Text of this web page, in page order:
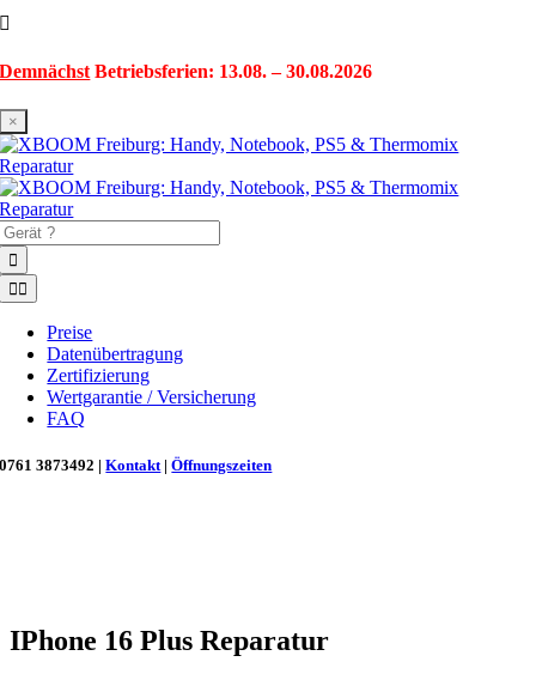
springen
Demnächst Betriebsferien: 13.08. – 30.08.2026
×
Toggle
Navigation
Preise
Datenübertragung
Zertifizierung
Wertgarantie / Versicherung
FAQ
0761 3873492 |Kontakt |Öffnungszeiten
IPhone 16 Plus Reparatur